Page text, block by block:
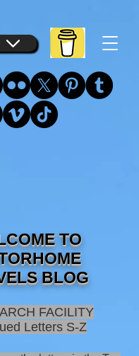
TO
BLOG
FACILITY
Letters S-Z